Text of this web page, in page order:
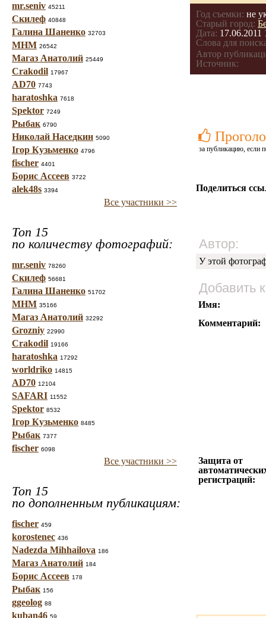
mr.seniv 45211
Скилеф 40848
Галина Шаненко 32703
МНМ 26542
Магаз Анатолий 25449
Crakodil 17967
AD70 7743
haratoshka 7618
Spektor 7249
Рыбак 6790
Николай Наседкин 5090
Ігор Кузьменко 4796
fischer 4401
Борис Ассеев 3722
alek48s 3394
Все участники >>
Топ 15
по количеству фотографий:
mr.seniv 78260
Скилеф 56681
Галина Шаненко 51702
МНМ 35166
Магаз Анатолий 32292
Grozniy 22990
Crakodil 19166
haratoshka 17292
worldriko 14815
AD70 12104
SAFARI 11552
Spektor 8532
Ігор Кузьменко 8485
Рыбак 7377
fischer 6098
Все участники >>
Топ 15
по дополненным публикациям:
fischer 459
korostenec 436
Nadezda Mihhailova 186
Магаз Анатолий 184
Борис Ассеев 178
Рыбак 156
ggeolog 88
kuban46 59
Год съемки: не
Старый город:
Дата: 17.06.2011
Слова для
Автор
Источник:
за публикацию, если
Поделиться
Автор:
У этой
Добавить
Имя:
Комментарий:
Защита от
регистраций: